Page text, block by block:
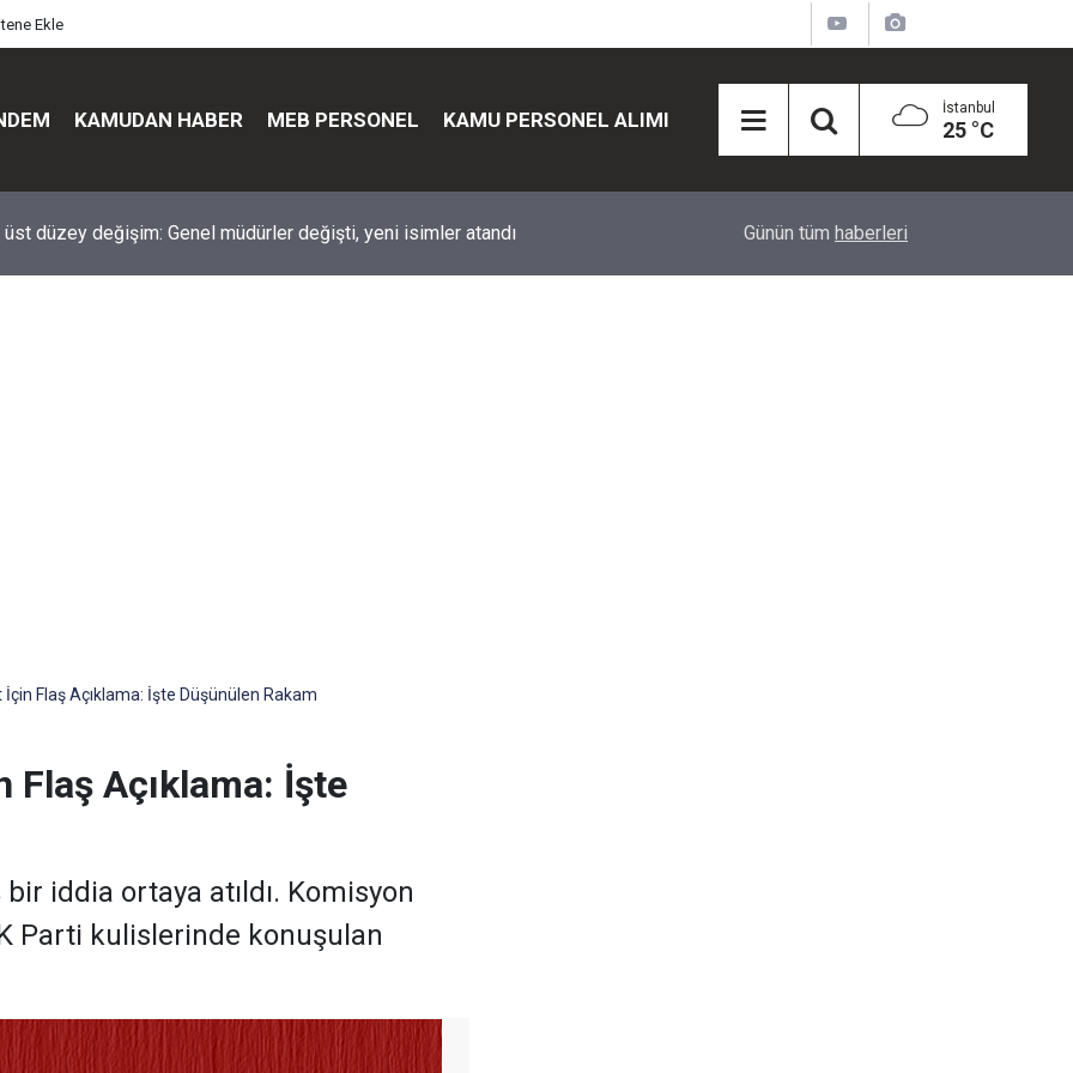
Ekle
KAMUDAN HABER MEB PERSONEL KAMU PERSONEL ALIMI İstanbul
25 °C
üst düzey değişim: Genel müdürler değişti, yeni isimler atandı Eğiti Bir Sen'den Kadınlar İçin Olay Teklif:
Günün tüm haberleri
Flaş Açıklama: İşte Düşünülen Rakam
Açıklama: İşte
iddia ortaya atıldı. Komisyon
Parti kulislerinde konuşulan